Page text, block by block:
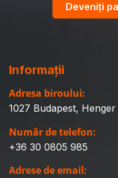
Deveniți
Informații
Adresa biroului:
1027 Budapest, Henger
Număr de telefon:
+36 30 0805 985
Adrese de email: